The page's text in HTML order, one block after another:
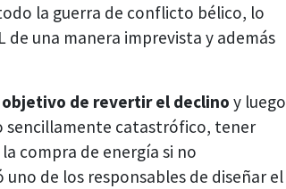
la guerra de conflicto bélico, lo
de una manera imprevista y además
de revertir el declino y luego
sencillamente catastrófico, tener
compra de energía si no
de los responsables de diseñar el